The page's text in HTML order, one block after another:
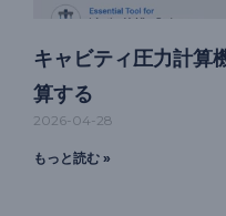
キャビティ圧力計算
算する
2026-04-28
もっと読む »